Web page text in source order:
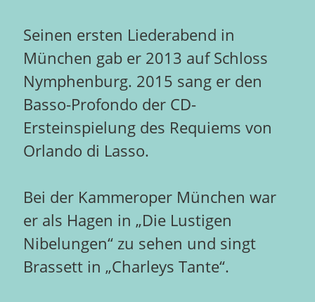
Seinen ersten Liederabend in
München gab er 2013 auf Schloss
Nymphenburg. 2015 sang er den
Basso-Profondo der CD-
Ersteinspielung des Requiems von
Orlando di Lasso.
Bei der Kammeroper München war
er als Hagen in „Die Lustigen
Nibelungen“ zu sehen und singt
Brassett in „Charleys Tante“.